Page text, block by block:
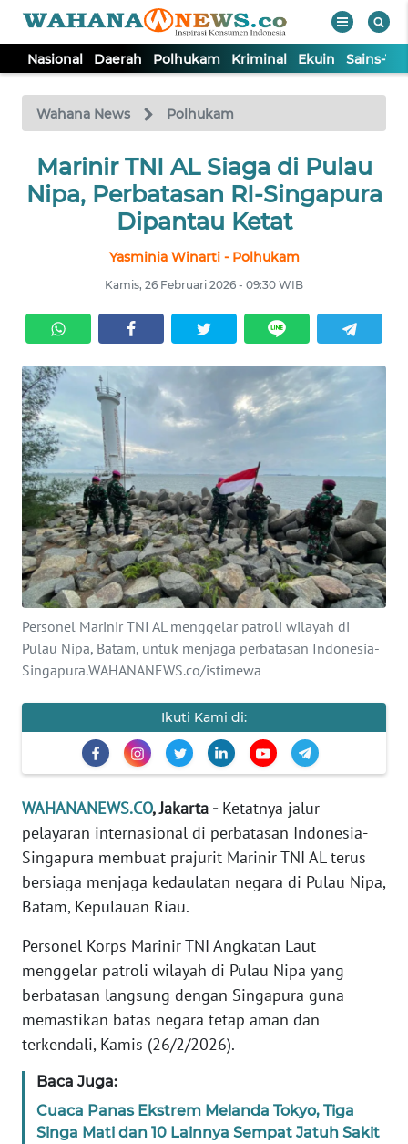
Nasional Daerah Polhukam Kriminal Ekuin Sains-
Wahana News Polhukam
Marinir TNI AL Siaga di Pulau
Nipa, Perbatasan RI-Singapura
Dipantau Ketat
Yasminia Winarti - Polhukam
Kamis, 26 Februari 2026 - 09:30 WIB
Personel Marinir TNI AL menggelar patroli wilayah di
Pulau Nipa, Batam, untuk menjaga perbatasan Indonesia-
Singapura.WAHANANEWS.co/istimewa
Ikuti Kami di:
WAHANANEWS.CO, Jakarta -Ketatnya jalur
pelayaran internasional di perbatasan Indonesia-
Singapura membuat prajurit Marinir TNI AL terus
bersiaga menjaga kedaulatan negara di Pulau Nipa,
Batam, Kepulauan Riau.
Personel Korps Marinir TNI Angkatan Laut
menggelar patroli wilayah di Pulau Nipa yang
berbatasan langsung dengan Singapura guna
memastikan batas negara tetap aman dan
terkendali, Kamis (26/2/2026).
Baca Juga:
Cuaca Panas Ekstrem Melanda Tokyo, Tiga
Singa Mati dan 10 Lainnya Sempat Jatuh Sakit
TV
Tutup
NASIONAL
KRIMINAL
EKUIN
SAINS-TEKNO
KESEHATAN
INTERNASIONAL
SERBA-SERBI
PENDIDIKAN
OLAHRAGA
EDITORIAL
Informasi
INDEKS
BERITA
KAMI
INFO
IKLAN
KAMI
PEDOMAN